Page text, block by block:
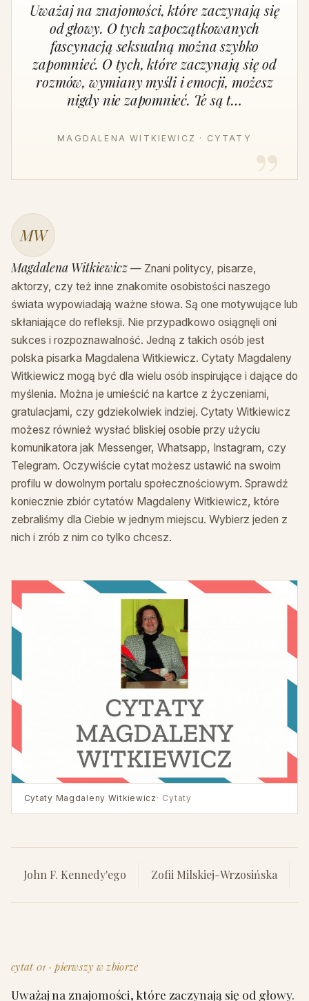
Uważaj na znajomości, które zaczynają się
od głowy. O tych zapoczątkowanych
fascynacją seksualną można szybko
zapomnieć. O tych, które zaczynają się od
rozmów, wymiany myśli i emocji, możesz
nigdy nie zapomnieć. Te są t…
MAGDALENA WITKIEWICZ · CYTATY
MW
Magdalena Witkiewicz — Znani politycy, pisarze,
aktorzy, czy też inne znakomite osobistości naszego
świata wypowiadają ważne słowa. Są one motywujące lub
skłaniające do refleksji. Nie przypadkowo osiągnęli oni
sukces i rozpoznawalność. Jedną z takich osób jest
polska pisarka Magdalena Witkiewicz. Cytaty Magdaleny
Witkiewicz mogą być dla wielu osób inspirujące i dające do
myślenia. Można je umieścić na kartce z życzeniami,
gratulacjami, czy gdziekolwiek indziej. Cytaty Witkiewicz
możesz również wysłać bliskiej osobie przy użyciu
komunikatora jak Messenger, Whatsapp, Instagram, czy
Telegram. Oczywiście cytat możesz ustawić na swoim
profilu w dowolnym portalu społecznościowym. Sprawdź
koniecznie zbiór cytatów Magdaleny Witkiewicz, które
zebraliśmy dla Ciebie w jednym miejscu. Wybierz jeden z
nich i zrób z nim co tylko chcesz.
Cytaty Magdaleny Witkiewicz · Cytaty
John F. Kennedy'ego Zofii Milskiej-Wrzosińska
cytat 01 · pierwszy w zbiorze
Uważaj na znajomości, które zaczynają się od głowy.